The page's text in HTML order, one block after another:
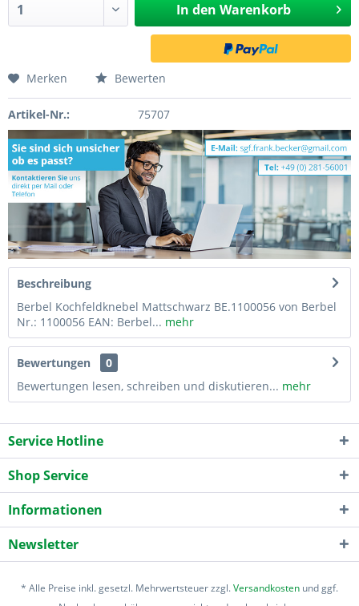
In den Warenkorb
Merken Bewerten
Artikel-Nr.: 75707
Beschreibung
Berbel Kochfeldknebel Mattschwarz BE.1100056 von Berbel
Nr.: 1100056 EAN: Berbel... mehr
Bewertungen
0
Bewertungen lesen, schreiben und diskutieren... mehr
Service Hotline
Shop Service
Informationen
Newsletter
* Alle Preise inkl. gesetzl. Mehrwertsteuer zzgl.Versandkosten und ggf.